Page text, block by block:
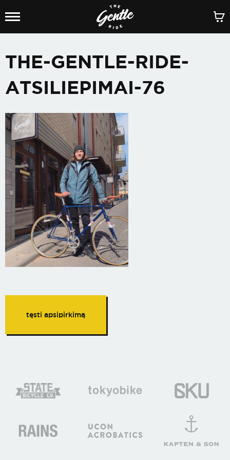
THE-GENTLE-RIDE-
ATSILIEPIMAI-76
tęsti apsipirkimą